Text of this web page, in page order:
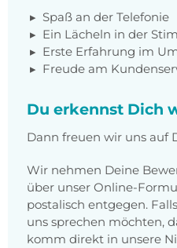
Spaß an der Telefonie
Ein Lächeln in der
Erste Erfahrung im
Freude am
Du erkennst Dich
Dann freuen wir uns auf
Wir nehmen Deine
über unser Online-
postalisch entgegen.
uns sprechen möchten,
komm direkt in unsere